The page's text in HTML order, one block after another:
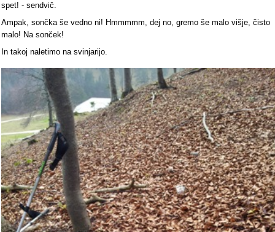
spet! - sendvič.
Ampak, sončka še vedno ni! Hmmmmm, dej no, gremo še malo višje, čisto
malo! Na sonček!
In takoj naletimo na svinjarijo.